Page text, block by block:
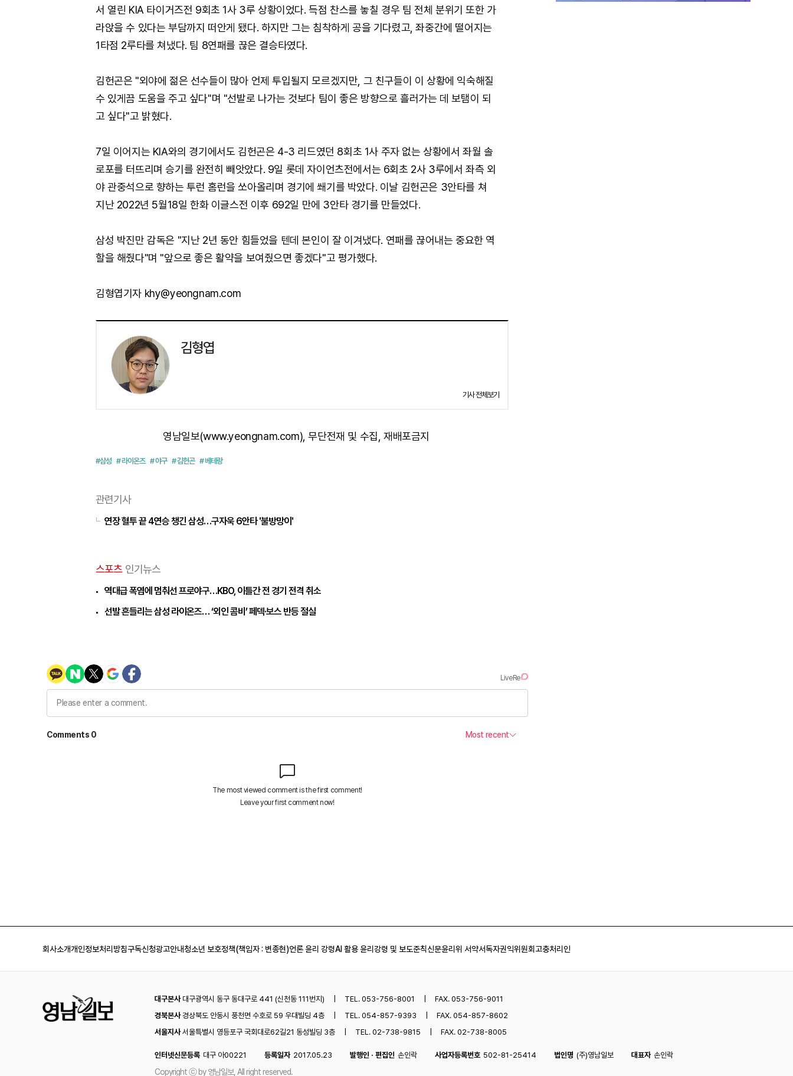
서 열린 KIA 타이거즈전 9회초 1사 3루 상황이었다. 득점 찬스를 놓칠 경우 팀 전체 분위기 또한 가
라앉을 수 있다는 부담까지 떠안게 됐다. 하지만 그는 침착하게 공을 기다렸고, 좌중간에 떨어지는
1타점 2루타를 쳐냈다. 팀 8연패를 끊은 결승타였다.
김헌곤은 "외야에 젊은 선수들이 많아 언제 투입될지 모르겠지만, 그 친구들이 이 상황에 익숙해질
수 있게끔 도움을 주고 싶다"며 "선발로 나가는 것보다 팀이 좋은 방향으로 흘러가는 데 보탬이 되
고 싶다"고 밝혔다.
7일 이어지는 KIA와의 경기에서도 김헌곤은 4-3 리드였던 8회초 1사 주자 없는 상황에서 좌월 솔
로포를 터뜨리며 승기를 완전히 빼앗았다. 9일 롯데 자이언츠전에서는 6회초 2사 3루에서 좌측 외
야 관중석으로 향하는 투런 홈런을 쏘아올리며 경기에 쐐기를 박았다. 이날 김헌곤은 3안타를 쳐
지난 2022년 5월18일 한화 이글스전 이후 692일 만에 3안타 경기를 만들었다.
삼성 박진만 감독은 "지난 2년 동안 힘들었을 텐데 본인이 잘 이겨냈다. 연패를 끊어내는 중요한 역
할을 해줬다"며 "앞으로 좋은 활약을 보여줬으면 좋겠다"고 평가했다.
김형엽기자 khy@yeongnam.com
김형엽
기사 전체보기
영남일보(www.yeongnam.com), 무단전재 및 수집, 재배포금지
#삼성 # 라이온즈 # 야구 # 김헌곤 # 베테랑
관련기사
연장 혈투 끝 4연승 챙긴 삼성…구자욱 6안타 '불방망이'
스포츠 인기뉴스
역대급 폭염에 멈춰선 프로야구…KBO, 이틀간 전 경기 전격 취소
선발 흔들리는 삼성 라이온즈… ‘외인 콤비’ 페덱·보스 반등 절실
회사소개개인정보처리방침구독신청광고안내청소년 보호정책(책임자 : 변종현)언론 윤리 강령AI 활용 윤리강령 및 보도준칙신문윤리위 서약서독자권익위원회고충처리인
대구본사대구광역시 동구 동대구로 441 (신천동 111번지) TEL. 053-756-8001
FAX. 053-756-9011
경북본사경상북도 안동시 풍천면 수호로 59 우대빌딩 4층 TEL. 054-857-9393
FAX. 054-857-8602
서울지사서울특별시 영등포구 국회대로62길21 동성빌딩 3층 TEL. 02-738-9815 FAX. 02-738-8005
인터넷신문등록 대구 아00221 등록일자 2017.05.23 발행인 · 편집인 손인락 사업자등록번호 502-81-25414 법인명 (주)영남일보 대표자 손인락
Copyright ⓒ by 영남일보, All right reserved.